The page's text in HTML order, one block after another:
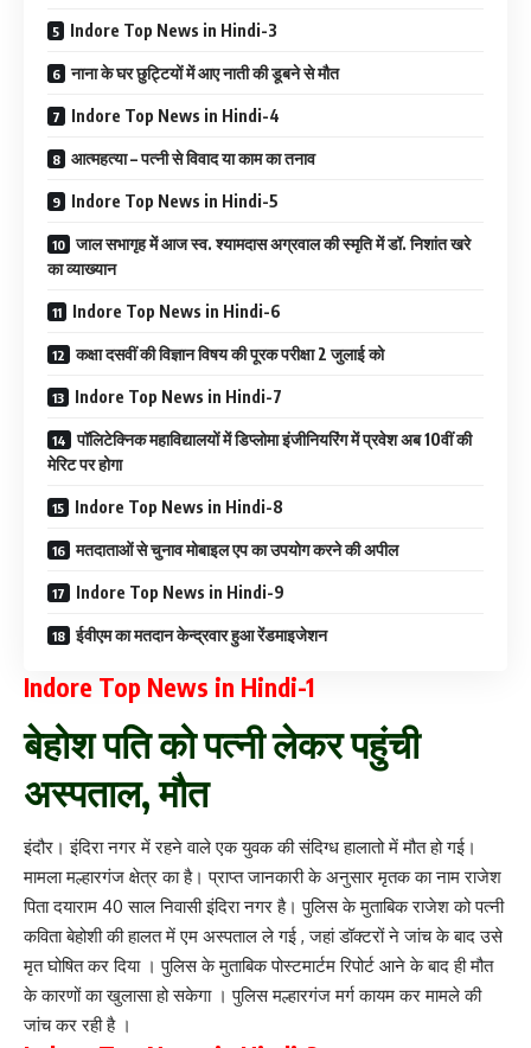
Indore Top News in Hindi-3
नाना के घर छुट्टियों में आए नाती की डूबने से मौत
Indore Top News in Hindi-4
आत्महत्या – पत्नी से विवाद या काम का तनाव
Indore Top News in Hindi-5
जाल सभागृह में आज स्व. श्यामदास अग्रवाल की स्मृति में डॉ. निशांत खरे
का व्याख्यान
Indore Top News in Hindi-6
कक्षा दसवीं की विज्ञान विषय की पूरक परीक्षा 2 जुलाई को
Indore Top News in Hindi-7
पॉलिटेक्निक महाविद्यालयों में डिप्लोमा इंजीनियरिंग में प्रवेश अब 10वीं की
मेरिट पर होगा
Indore Top News in Hindi-8
मतदाताओं से चुनाव मोबाइल एप का उपयोग करने की अपील
Indore Top News in Hindi-9
ईवीएम का मतदान केन्द्रवार हुआ रेंडमाइजेशन
Indore Top News in Hindi-1
बेहोश पति को पत्नी लेकर पहुंची
अस्पताल, मौत
इंदौर। इंदिरा नगर में रहने वाले एक युवक की संदिग्ध हालातो में मौत हो गई।
मामला मल्हारगंज क्षेत्र का है। प्राप्त जानकारी के अनुसार मृतक का नाम राजेश
पिता दयाराम 40 साल निवासी इंदिरा नगर है। पुलिस के मुताबिक राजेश को पत्नी
कविता बेहोशी की हालत में एम अस्पताल ले गई , जहां डॉक्टरों ने जांच के बाद उसे
मृत घोषित कर दिया । पुलिस के मुताबिक पोस्टमार्टम रिपोर्ट आने के बाद ही मौत
के कारणों का खुलासा हो सकेगा । पुलिस मल्हारगंज मर्ग कायम कर मामले की
जांच कर रही है ।